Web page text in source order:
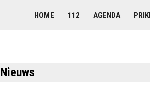
HOME 112 AGENDA
Nieuws